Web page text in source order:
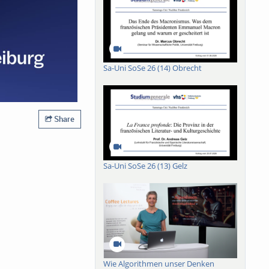
Share
Sa-Uni SoSe 26 (14) Obrecht
Sa-Uni SoSe 26 (13) Gelz
Wie Algorithmen unser Denken